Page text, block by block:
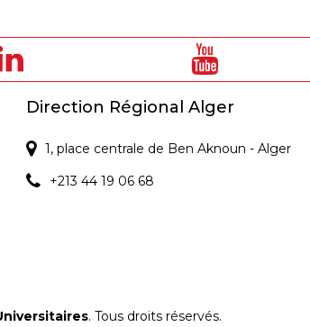
Direction Régional Alger
1, place centrale de Ben Aknoun - Alger
+213 44 19 06 68
. Tous droits réservés.